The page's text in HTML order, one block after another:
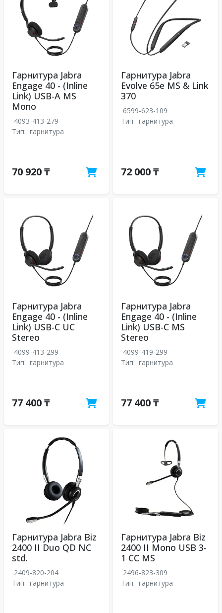
Гарнитура Jabra
Engage 40 - (Inline
Link) USB-A MS
Mono
4093-413-279
Тип: гарнитура
70 920 ₸
Гарнитура Jabra
Evolve 65e MS & Link
370
6599-623-109
Тип: гарнитура
72 000 ₸
Гарнитура Jabra
Engage 40 - (Inline
Link) USB-C UC
Stereo
4099-413-299
Тип: гарнитура
77 400 ₸
Гарнитура Jabra
Engage 40 - (Inline
Link) USB-C MS
Stereo
4099-419-299
Тип: гарнитура
77 400 ₸
Гарнитура Jabra Biz
2400 II Duo QD NC
std.
2409-820-204
Тип: гарнитура
Гарнитура Jabra Biz
2400 II Mono USB 3-
1 CC MS
2496-823-309
Тип: гарнитура